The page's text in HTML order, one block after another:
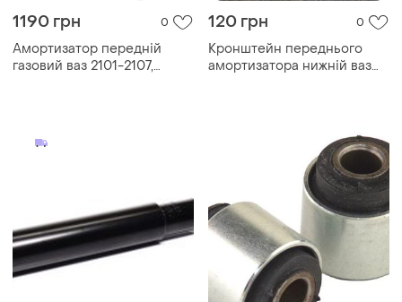
1190 грн 0
Амортизатор передній
газовий ваз 2101-2107,
120 грн 0
Кронштейн переднього
амортизатора нижній ваз